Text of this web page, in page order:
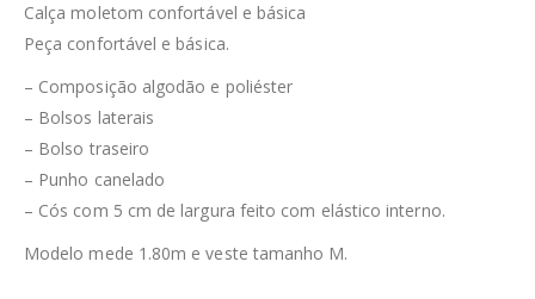
Calça moletom confortável e básica
Peça confortável e básica.
– Composição algodão e poliéster
– Bolsos laterais
– Bolso traseiro
– Punho canelado
– Cós com 5 cm de largura feito com elástico interno.
Modelo mede 1.80m e veste tamanho M.